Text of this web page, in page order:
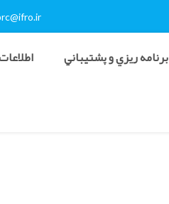
برنامه ريزي و پشتيباني